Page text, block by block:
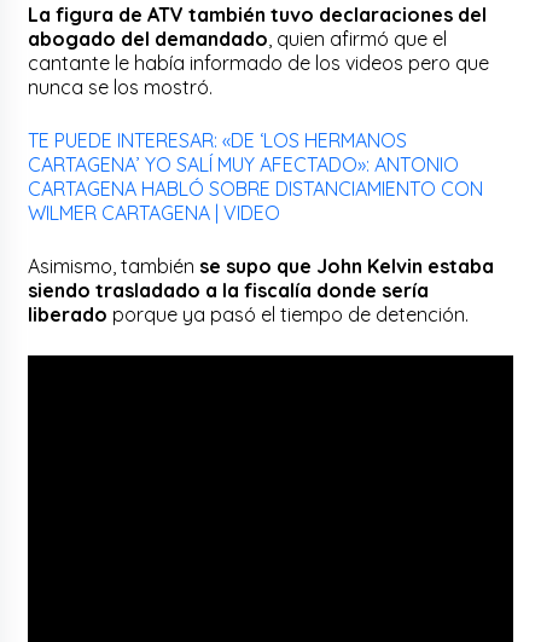
La figura de ATV también tuvo declaraciones del
abogado del demandado , quien afirmó que el
cantante le había informado de los videos pero que
nunca se los mostró.
TE PUEDE INTERESAR: «DE ‘LOS HERMANOS
CARTAGENA’ YO SALÍ MUY AFECTADO»: ANTONIO
CARTAGENA HABLÓ SOBRE DISTANCIAMIENTO CON
WILMER CARTAGENA | VIDEO
Asimismo, también se supo que John Kelvin estaba
siendo trasladado a la fiscalía donde sería
liberado porque ya pasó el tiempo de detención.